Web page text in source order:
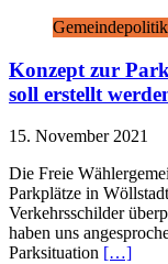
Gemeindepolitik
Konzept zur
soll erstellt
15. November 2021
Die Freie
Parkplätze in
Verkehrsschilder
haben uns
Parksituation […]